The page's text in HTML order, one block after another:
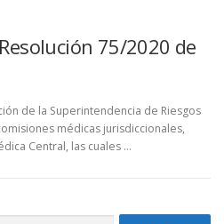
75/2020 de
de la Superintendencia de Riesgos
médicas jurisdiccionales,
Central, las cuales …